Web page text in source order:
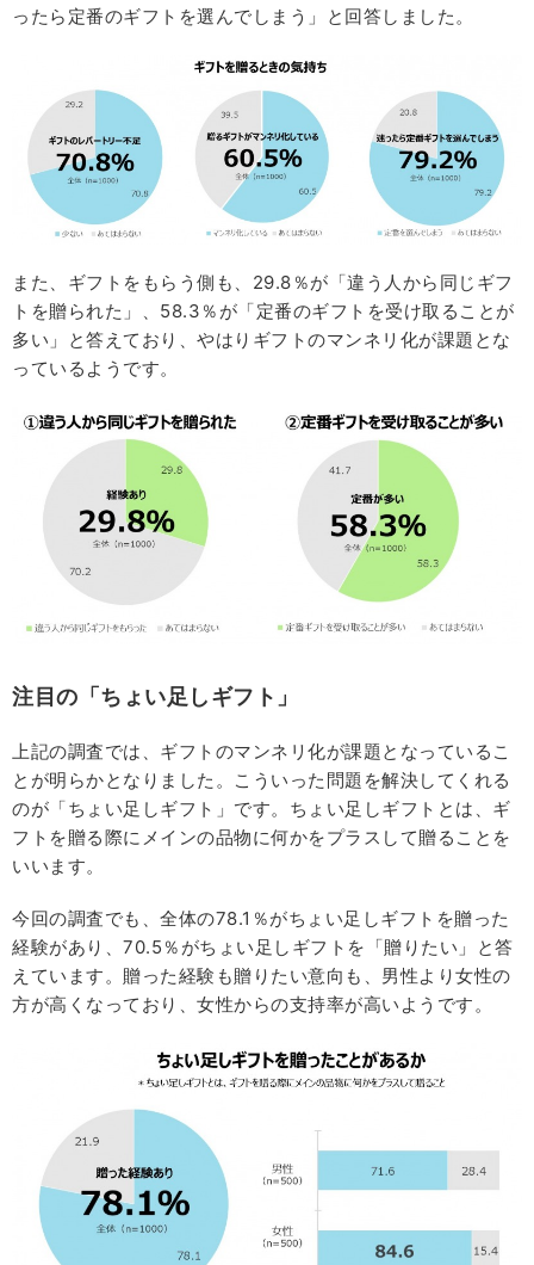
ったら定番のギフトを選んでしまう」と回答しました。
また、ギフトをもらう側も、29.8％が「違う人から同じギフ
トを贈られた」、58.3％が「定番のギフトを受け取ることが
多い」と答えており、やはりギフトのマンネリ化が課題とな
っているようです。
注目の「ちょい足しギフト」
上記の調査では、ギフトのマンネリ化が課題となっているこ
とが明らかとなりました。こういった問題を解決してくれる
のが「ちょい足しギフト」です。ちょい足しギフトとは、ギ
フトを贈る際にメインの品物に何かをプラスして贈ることを
いいます。
今回の調査でも、全体の78.1％がちょい足しギフトを贈った
経験があり、70.5％がちょい足しギフトを「贈りたい」と答
えています。贈った経験も贈りたい意向も、男性より女性の
方が高くなっており、女性からの支持率が高いようです。